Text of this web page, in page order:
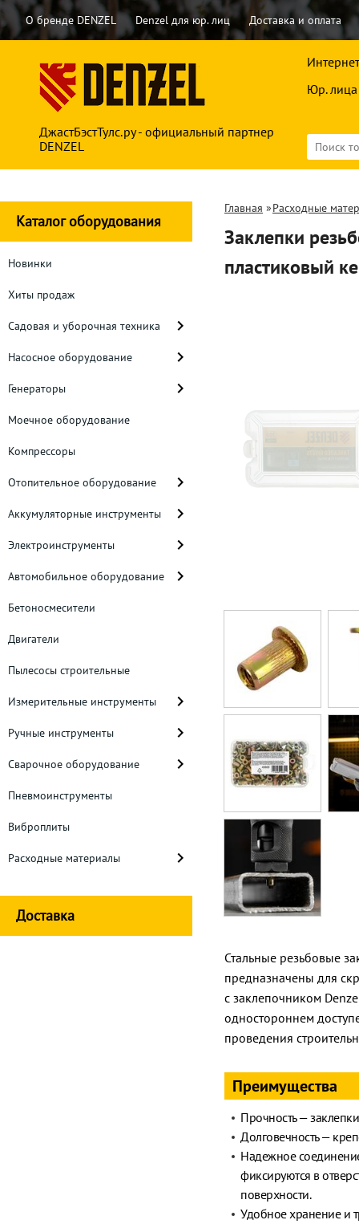
О бренде DENZEL Denzel для юр. лиц Доставка и оплата
ДжастБэстТулс.ру - официальный партнер
DENZEL
Юр. лица
Каталог оборудования
Новинки
Хиты продаж
Садовая и уборочная техника
Насосное оборудование
Генераторы
Моечное оборудование
Компрессоры
Отопительное оборудование
Аккумуляторные инструменты
Электроинструменты
Автомобильное оборудование
Бетоносмесители
Двигатели
Пылесосы строительные
Измерительные инструменты
Ручные инструменты
Сварочное оборудование
Пневмоинструменты
Виброплиты
Расходные материалы
Доставка
Главная »Расходные
Заклепки
пластиковый
Стальные резьбовые
предназначены для
с заклепочником
одностороннем
проведения
Преимущества
Прочность —
Долговечность —
Надежное
фиксируются в
поверхности.
Удобное хранение и